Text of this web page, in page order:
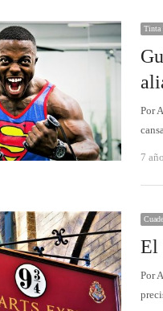
Tinta
Por
7
El
Por